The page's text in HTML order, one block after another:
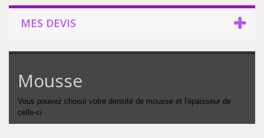
MES DEVIS
Mousse
Vous pouvez choisir votre densité de mousse et l'épaisseur de
celle-ci